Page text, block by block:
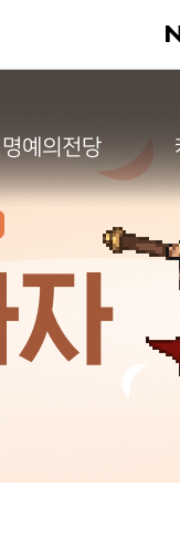
명예의전당